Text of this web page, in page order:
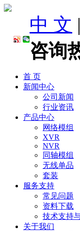
中 文 |
咨询
首 页
新闻中心
公司新闻
行业资讯
产品中心
网络模组
XVR
NVR
同轴模组
无线单品
套装
服务支持
常见问题
资料下载
技术支持
关于我们